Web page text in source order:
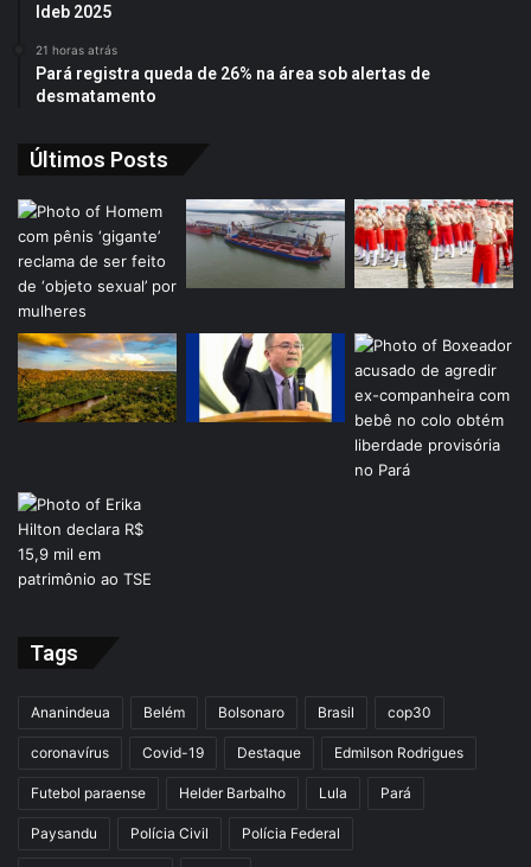
Ideb 2025
21 horas atrás
Pará registra queda de 26% na área sob alertas de
desmatamento
Últimos Posts
Tags
Ananindeua Belém Bolsonaro Brasil cop30
coronavírus Covid-19 Destaque Edmilson Rodrigues
Futebol paraense Helder Barbalho Lula Pará
Paysandu Polícia Civil Polícia Federal